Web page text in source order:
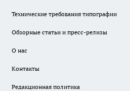
Технические требования типографии
Обзорные статьи и пресс-релизы
О нас
Контакты
Редакционная политика